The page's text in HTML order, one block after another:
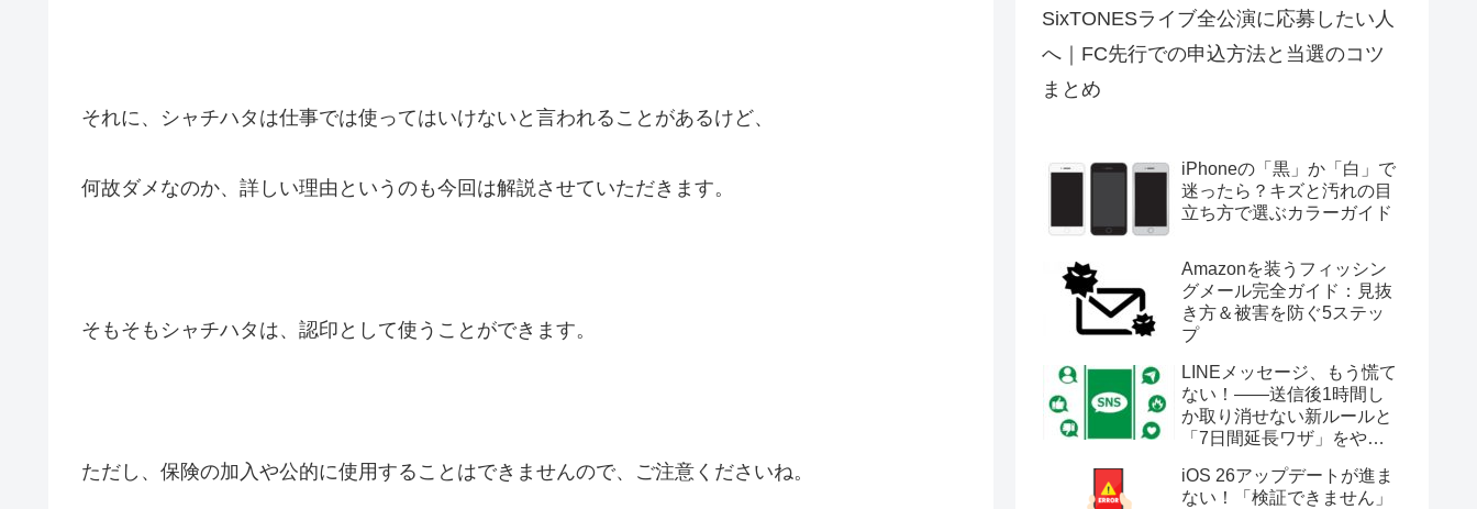
それに、シャチハタは仕事では使ってはいけないと言われることがあるけど、
何故ダメなのか、詳しい理由というのも今回は解説させていただきます。
そもそもシャチハタは、認印として使うことができます。
ただし、保険の加入や公的に使用することはできませんので、ご注意くださいね。
SixTONESライブ全公演に応募したい人
へ｜FC先行での申込方法と当選のコツ
まとめ
iPhoneの「黒」か「白」で
迷ったら？キズと汚れの目
立ち方で選ぶカラーガイド
Amazonを装うフィッシン
グメール完全ガイド：見抜
き方＆被害を防ぐ5ステッ
プ
LINEメッセージ、もう慌て
ない！――送信後1時間し
か取り消せない新ルールと
「7日間延長ワザ」をやさ
iOS 26アップデートが進ま
ない！「検証できません」